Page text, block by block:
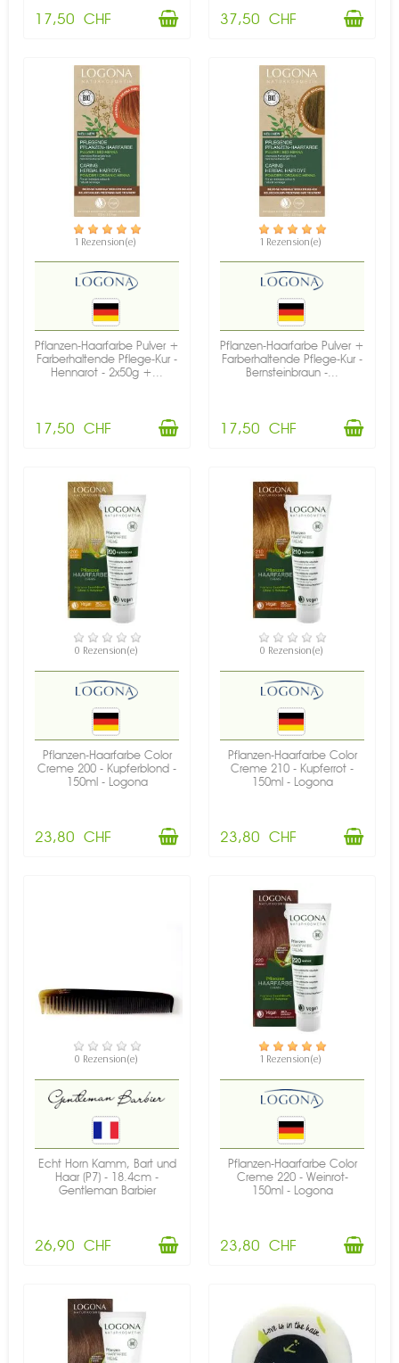
17,50 CHF 37,50 CHF
VERFÜGBAR
1 Rezension(e)
Pflanzen-Haarfarbe Pulver +
Farberhaltende Pflege-Kur -
Hennarot - 2x50g +...
17,50 CHF
VERFÜGBAR
1 Rezension(e)
Pflanzen-Haarfarbe Pulver +
Farberhaltende Pflege-Kur -
Bernsteinbraun -...
17,50 CHF
VERFÜGBAR
0 Rezension(e)
Pflanzen-Haarfarbe Color
Creme 200 - Kupferblond -
150ml - Logona
23,80 CHF
VERFÜGBAR
0 Rezension(e)
Pflanzen-Haarfarbe Color
Creme 210 - Kupferrot -
150ml - Logona
23,80 CHF
VERFÜGBAR
0 Rezension(e)
Echt Horn Kamm, Bart und
Haar (P7) - 18.4cm -
Gentleman Barbier
26,90 CHF
VERFÜGBAR
1 Rezension(e)
Pflanzen-Haarfarbe Color
Creme 220 - Weinrot-
150ml - Logona
23,80 CHF